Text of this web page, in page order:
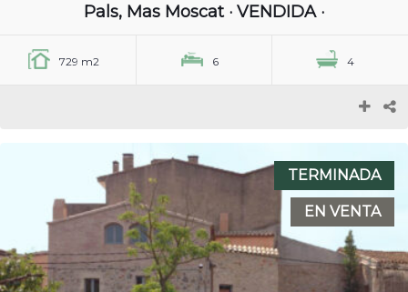
Pals, Mas Moscat · VENDIDA ·
729 m2 6 4
TERMINADA
EN VENTA